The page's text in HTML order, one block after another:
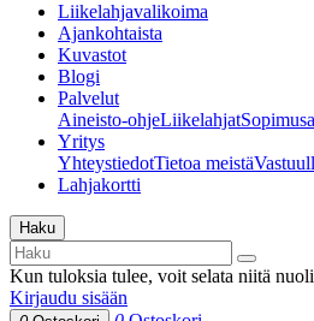
Liikelahjavalikoima
Ajankohtaista
Kuvastot
Blogi
Palvelut
Aineisto-ohjeLiikelahjat
Yritys
YhteystiedotTietoa meistä
Lahjakortti
Haku
Kun tuloksia tulee, voit selata niitä
Kirjaudu sisään